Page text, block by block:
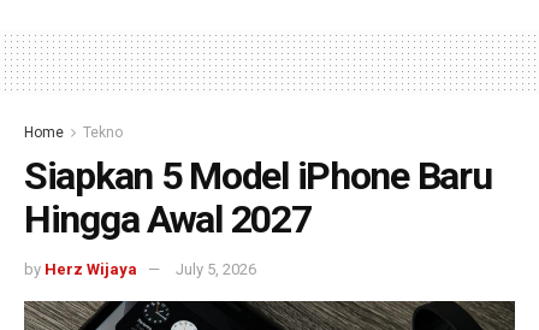
Home Tekno
Siapkan 5 Model iPhone Baru
Hingga Awal 2027
by Herz Wijaya July 5, 2026